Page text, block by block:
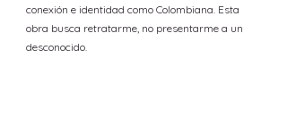
conexión e identidad como Colombiana. Esta
obra busca retratarme, no presentarme a un
desconocido.